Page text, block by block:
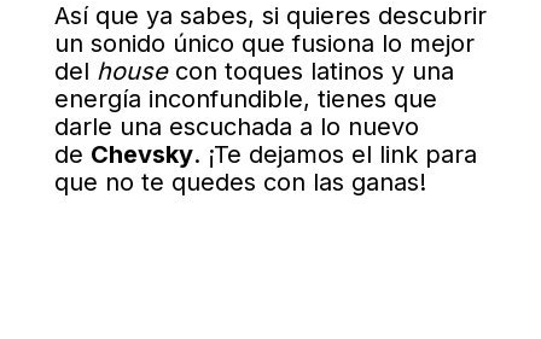
Así que ya sabes, si quieres descubrir
un sonido único que fusiona lo mejor
del housecon toques latinos y una
energía inconfundible, tienes que
darle una escuchada a lo nuevo
de Chevsky. ¡Te dejamos el link para
que no te quedes con las ganas!